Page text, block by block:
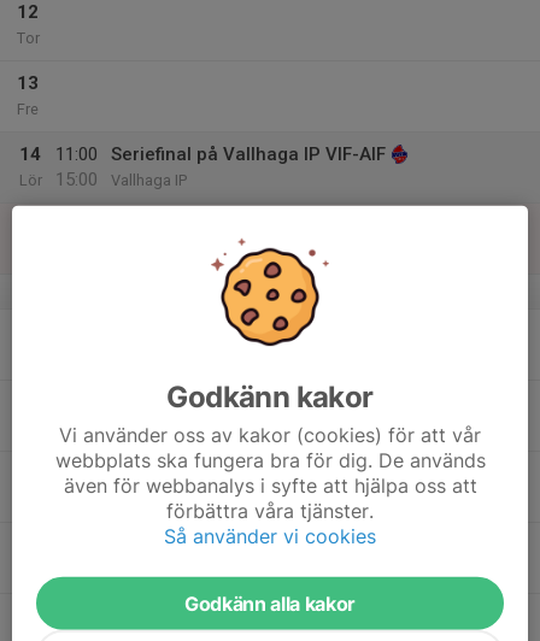
12
Tor
13
Fre
14
Lör
11:00
15:00
Seriefinal på Vallhaga IP VIF-AIF
Vallhaga IP
v.38
20
Godkänn kakor
Vi använder oss av kakor (cookies) för att vår
webbplats ska fungera bra för dig. De används
även för webbanalys i syfte att hjälpa oss att
förbättra våra tjänster.
Så använder vi cookies
Godkänn alla kakor